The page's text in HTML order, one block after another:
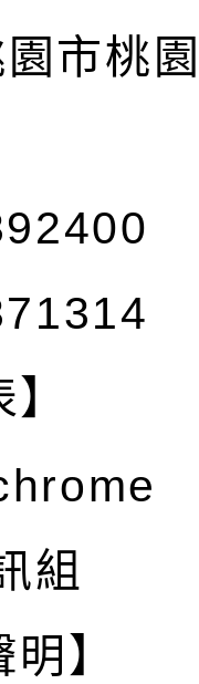
市桃
組
】